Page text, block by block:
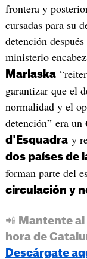
frontera y
cursadas para su
detención
ministerio
Marlaska
garantizar que el
normalidad y el
detención” era un
d'Esquadray
dos países de
forman parte del
circulación y
📲 Mantente
hora de
Descárgate